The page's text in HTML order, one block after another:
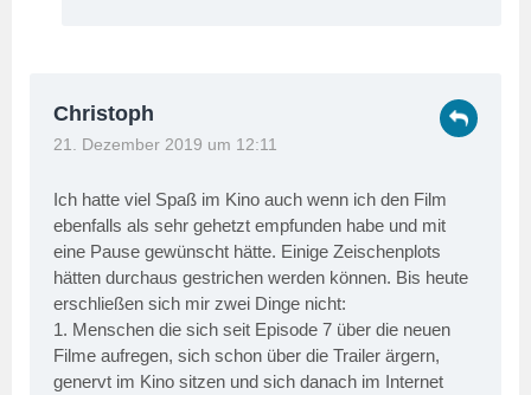
Christoph
21. Dezember 2019 um 12:11
Ich hatte viel Spaß im Kino auch wenn ich den Film
ebenfalls als sehr gehetzt empfunden habe und mit
eine Pause gewünscht hätte. Einige Zeischenplots
hätten durchaus gestrichen werden können. Bis heute
erschließen sich mir zwei Dinge nicht:
1. Menschen die sich seit Episode 7 über die neuen
Filme aufregen, sich schon über die Trailer ärgern,
genervt im Kino sitzen und sich danach im Internet